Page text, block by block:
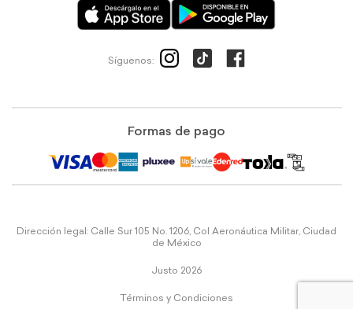
Síguenos:
Formas de pago
Dirección legal: Calle Sur 105 No. 1206, Col Aeronáutica Militar, Ciudad
de México
Justo 2026
Términos y Condiciones